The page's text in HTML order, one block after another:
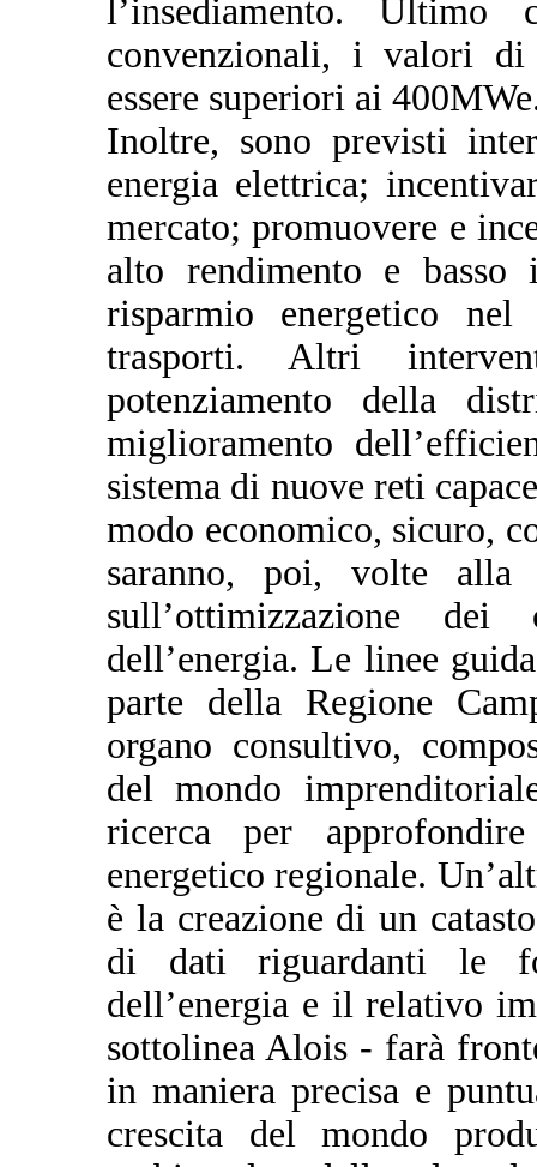
l’insediamento. Ultimo
convenzionali, i valori di
essere superiori ai
Inoltre, sono previsti
energia elettrica;
mercato; promuovere e
alto rendimento e basso
risparmio energetico
trasporti. Altri
potenziamento della
miglioramento
sistema di nuove reti
modo economico, sicuro,
saranno, poi, volte alla
sull’ottimizzazione
dell’energia. Le linee
parte della Regione
organo consultivo,
del mondo
ricerca per
energetico regionale.
è la creazione di un
di dati riguardanti le
dell’energia e il relativo
sottolinea Alois - farà
in maniera precisa e
crescita del mondo